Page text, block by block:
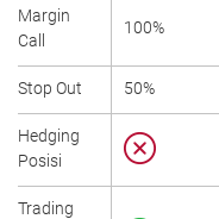
Margin
Call
100%
Stop Out 50%
Hedging
Posisi
Trading